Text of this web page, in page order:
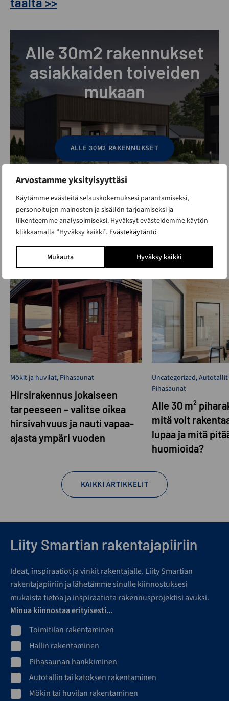
Arvostamme yksityisyyttäsi
Käytämme evästeitä selauskokemuksesi parantamiseksi,
personoitujen mainosten ja sisällön tarjoamiseksi ja
liikenteemme analysoimiseksi. Hyväksyt evästeidemme käytön
klikkaamalla ”Hyväksy kaikki”. Evästekäytäntö
Mukauta Hyväksy kaikki
Alle 30m2 rakennukset
asiakkaiden toiveiden
mukaan
ALLE 30M2 RAKENNUKSET
Lue lisää aiheesta
Mökit ja huvilat, Pihasaunat
Hirsirakennus jokaiseen
tarpeeseen – valitse oikea
hirsivahvuus ja nauti vapaa-
ajasta ympäri vuoden
Uncategorized,Autotallit
Pihasaunat
Alle 30 m²
mitä voit
lupaa ja mitä
huomioida?
KAIKKI ARTIKKELIT
Liity Smartian rakentajapiiriin
Ideat, inspiraatiot ja vinkit rakentajalle. Liity Smartian
rakentajapiiriin ja lähetämme sinulle kiinnostuksesi
mukaista tietoa ja inspiraatiota rakennusprojektisi avuksi.
Minua kiinnostaa erityisesti...
Toimitilan rakentaminen
Hallin rakentaminen
Pihasaunan hankkiminen
Autotallin tai katoksen rakentaminen
Mökin tai huvilan rakentaminen